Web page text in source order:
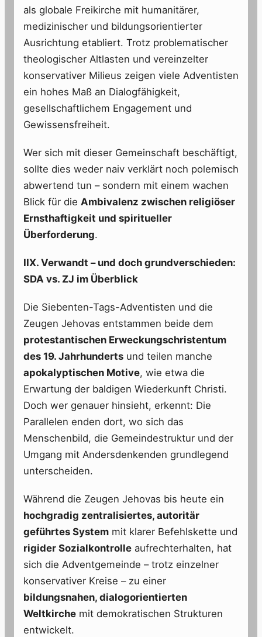
als globale Freikirche mit humanitärer,
medizinischer und bildungsorientierter
Ausrichtung etabliert. Trotz problematischer
theologischer Altlasten und vereinzelter
konservativer Milieus zeigen viele Adventisten
ein hohes Maß an Dialogfähigkeit,
gesellschaftlichem Engagement und
Gewissensfreiheit.
Wer sich mit dieser Gemeinschaft beschäftigt,
sollte dies weder naiv verklärt noch polemisch
abwertend tun – sondern mit einem wachen
Blick für die Ambivalenz zwischen religiöser
Ernsthaftigkeit und spiritueller
Überforderung.
IIX. Verwandt – und doch grundverschieden:
SDA vs. ZJ im Überblick
Die Siebenten-Tags-Adventisten und die
Zeugen Jehovas entstammen beide dem
protestantischen Erweckungschristentum
des 19. Jahrhunderts und teilen manche
apokalyptischen Motive, wie etwa die
Erwartung der baldigen Wiederkunft Christi.
Doch wer genauer hinsieht, erkennt: Die
Parallelen enden dort, wo sich das
Menschenbild, die Gemeindestruktur und der
Umgang mit Andersdenkenden grundlegend
unterscheiden.
Während die Zeugen Jehovas bis heute ein
hochgradig zentralisiertes, autoritär
geführtes System mit klarer Befehlskette und
rigider Sozialkontrolle aufrechterhalten, hat
sich die Adventgemeinde – trotz einzelner
konservativer Kreise – zu einer
bildungsnahen, dialogorientierten
Weltkirche mit demokratischen Strukturen
entwickelt.